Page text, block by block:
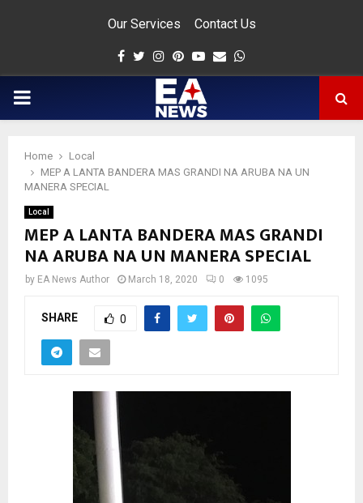
Our Services Contact Us
Facebook
Twitter
Instagram
Pinterest
Youtube
Email
PRIMARY
Home
Local
MEP A LANTA BANDERA MAS GRANDI NA ARUBA NA UN
MANERA SPECIAL
Local
MEP A LANTA BANDERA MAS GRANDI
NA ARUBA NA UN MANERA SPECIAL
by EA News Author March 18, 2020 0 1095
SHARE 0